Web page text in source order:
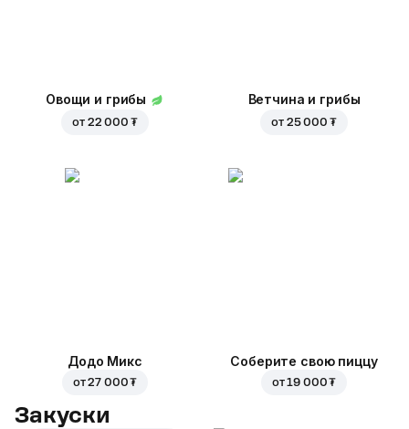
Овощи и грибы
от 22 000 ₮
Ветчина и грибы
от 25 000 ₮
Додо Микс
от27 000 ₮
Соберите свою пиццу
от19 000 ₮
Закуски